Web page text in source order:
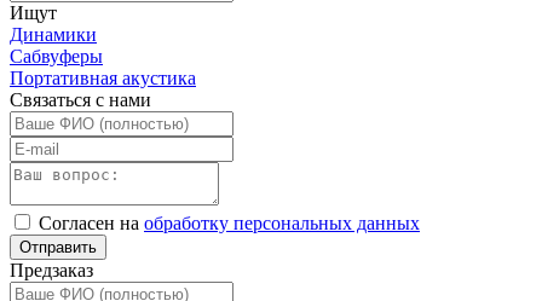
Ищут
Динамики
Сабвуферы
Портативная акустика
Связаться с нами
Согласен на обработку персональных данных
Отправить
Предзаказ